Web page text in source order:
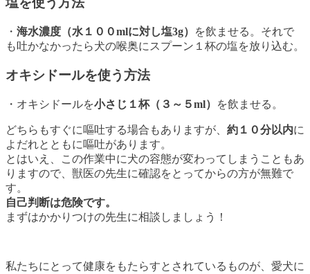
・ 海水濃度（水１００mlに対し塩3g）
を飲ませる。それで
も吐かなかったら犬の喉奥にスプーン１杯の塩を放り込む。
オキシドールを使う方法
・オキシドールを小さじ１杯（３～５ml） を飲ませる。
どちらもすぐに嘔吐する場合もありますが、 約１０分以内に
よだれとともに嘔吐があります。
とはいえ、この作業中に犬の容態が変わってしまうこともあ
りますので、獣医の先生に確認をとってからの方が無難で
す。
自己判断は危険です。
まずはかかりつけの先生に相談しましょう！
私たちにとって健康をもたらすとされているものが、愛犬に